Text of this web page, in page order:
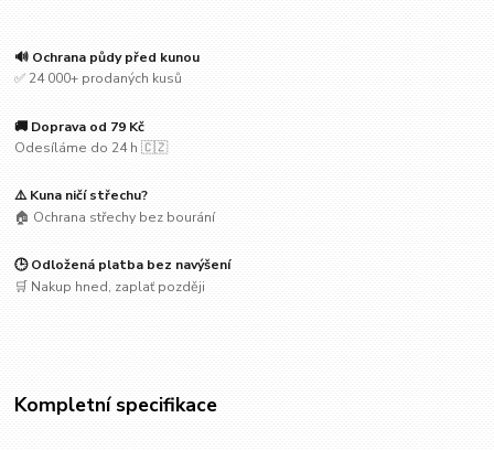
🔊 Ochrana půdy před kunou
✅ 24 000+ prodaných kusů
🚚 Doprava od 79 Kč
Odesíláme do 24 h 🇨🇿
⚠️ Kuna ničí střechu?
🏠 Ochrana střechy bez bourání
🕒 Odložená platba bez navýšení
🛒 Nakup hned, zaplať později
Kompletní specifikace